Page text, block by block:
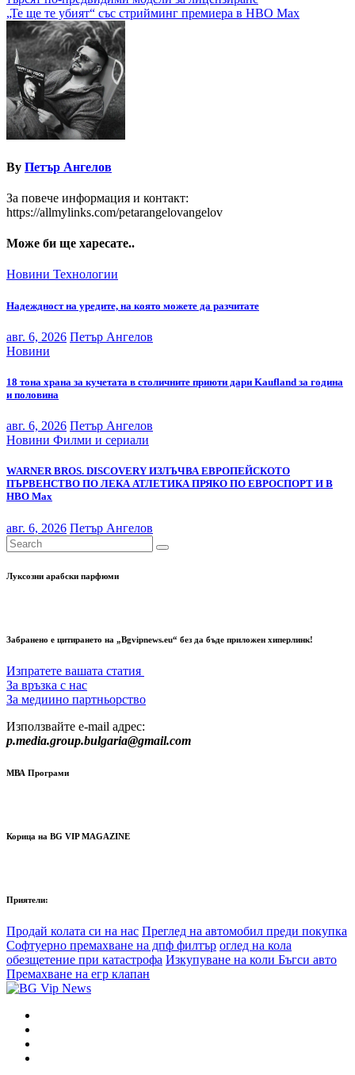
„Те ще те убият“ със стрийминг премиера в HBO Max
By Петър Ангелов
За повече информация и контакт:
https://allmylinks.com/petarangelovangelov
Може би ще харесате..
Новини Технологии
Надеждност на уредите, на която можете да разчитате
авг. 6, 2026 Петър Ангелов
Новини
18 тона храна за кучетата в столичните приюти дари Kaufland за година
и половина
авг. 6, 2026 Петър Ангелов
Новини Филми и сериали
WARNER BROS. DISCOVERY ИЗЛЪЧВА ЕВРОПЕЙСКОТО
ПЪРВЕНСТВО ПО ЛЕКА АТЛЕТИКА ПРЯКО ПО ЕВРОСПОРТ И В
НВО Мах
авг. 6, 2026 Петър Ангелов
Луксозни арабски парфюми
Забранено е цитирането на „Bgvipnews.eu“ без да бъде приложен хиперлинк!
Изпратете вашата статия
За връзка с нас
За медиино партньорство
Използвайте e-mail адрес:
p.media.group.bulgaria@gmail.com
МВА Програми
Корица на BG VIP MAGAZINE
Приятели:
Продай колата си на нас Преглед на автомобил преди покупка
Софтуерно премахване на дпф филтър оглед на кола
обезщетение при катастрофа Изкупуване на коли Бъгси авто
Премахване на егр клапан